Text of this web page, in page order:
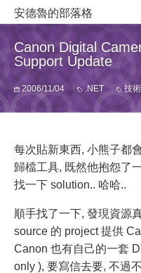
安德魯的部落格
Canon Digital
Support Update
2006/11/04 .NET 技
每次貼新東西, 小熊子都
歸檔工具, 既然他抱怨了
找一下 solution.. 哈哈..
順手找了一下, 發現資源
source 的 project 提供
Canon 也有自己的一套
only ), 要寫信去要, 不過